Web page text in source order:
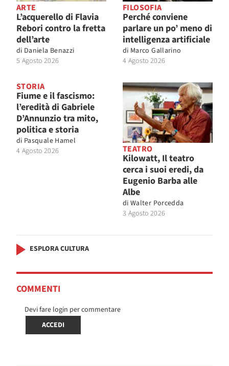
ARTE
L’acquerello di Flavia
Rebori contro la fretta
dell’arte
di Daniela Benazzi
5 Agosto 2026
FILOSOFIA
Perché conviene
parlare un po’ meno di
intelligenza artificiale
di Marco Gallarino
4 Agosto 2026
STORIA
Fiume e il fascismo:
l’eredità di Gabriele
D’Annunzio tra mito,
politica e storia
di Pasquale Hamel
4 Agosto 2026
TEATRO
Kilowatt, Il teatro
cerca i suoi eredi, da
Eugenio Barba alle
Albe
di Walter Porcedda
3 Agosto 2026
ESPLORA CULTURA
COMMENTI
Devi fare login per commentare
ACCEDI